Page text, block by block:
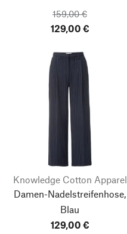
159,00 €
129,00 €
Knowledge Cotton Apparel
Damen-Nadelstreifenhose,
Blau
129,00 €